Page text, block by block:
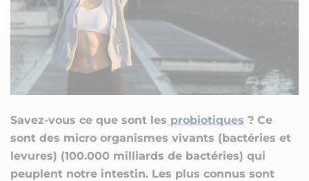
Savez-vous ce que sont les probiotiques ? Ce
sont des micro organismes vivants (bactéries et
levures) (100.000 milliards de bactéries) qui
peuplent notre intestin. Les plus connus sont